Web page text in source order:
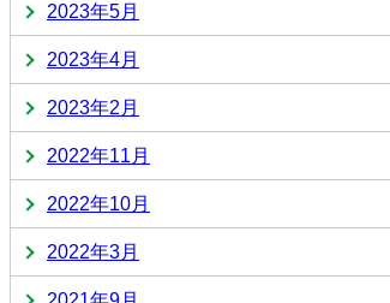
2023年5月
2023年4月
2023年2月
2022年11月
2022年10月
2022年3月